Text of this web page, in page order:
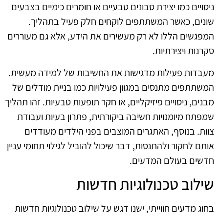
ניסויים כמו יצירת סבונים טבעיים או חומרים כימיים בצבעים
שונים, כאשר המשתתפים לוקחים חלק פעיל בתהליך.
המפגשים הללו לא רק מעשירים את הידע, אלא גם מעוררים
סקרנות ויצירתיות.
מעבדות פעילות מדגישות את החשיבות של למידה מעשית.
המשתתפים מתנסים במגוון פעילויות כמו בניית מודלים של
מבנים, ניסויים פיזיקליים, או חקר תופעות טבעיות. זהו תהליך
שמפתח מיומנויות חשיבה ביקורתית, פתרון בעיות ועבודת
צוות. בנוסף, האתגרים המוצבים בפני הילדים מעודדים
אותם לחקור ולהתנסות, דבר שיכול להוביל לגילוי תחומי עניין
חדשים בעולם המדעים.
שילוב טכנולוגיות חדשות
בחוג מדעים חווייתי, ישנו דגש על שילוב טכנולוגיות חדשות